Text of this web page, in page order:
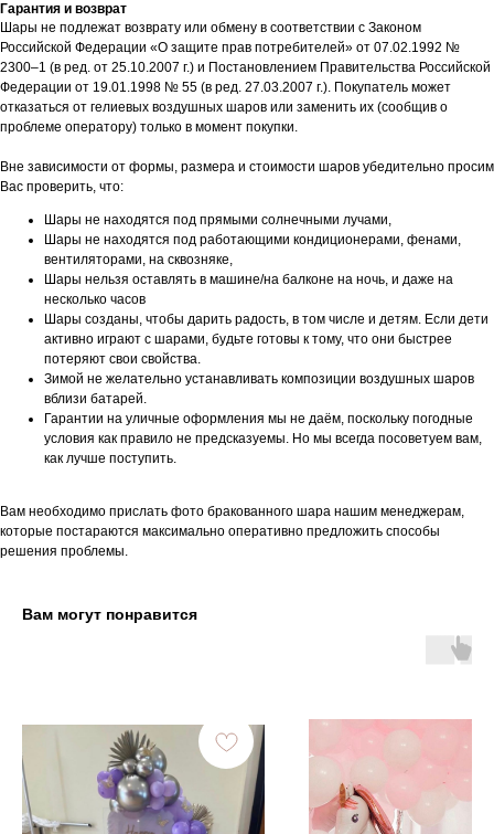
Гарантия и возврат
Шары не подлежат возврату или обмену в соответствии с Законом
Российской Федерации «О защите прав потребителей» от 07.02.1992 №
2300–1 (в ред. от 25.10.2007 г.) и Постановлением Правительства Российской
Федерации от 19.01.1998 № 55 (в ред. 27.03.2007 г.). Покупатель может
отказаться от гелиевых воздушных шаров или заменить их (сообщив о
проблеме оператору) только в момент покупки.
Вне зависимости от формы, размера и стоимости шаров убедительно просим
Вас проверить, что:
Шары не находятся под прямыми солнечными лучами,
Шары не находятся под работающими кондиционерами, фенами,
вентиляторами, на сквозняке,
Шары нельзя оставлять в машине/на балконе на ночь, и даже на
несколько часов
Шары созданы, чтобы дарить радость, в том числе и детям. Если дети
активно играют с шарами, будьте готовы к тому, что они быстрее
потеряют свои свойства.
Зимой не желательно устанавливать композиции воздушных шаров
вблизи батарей.
Гарантии на уличные оформления мы не даём, поскольку погодные
условия как правило не предсказуемы. Но мы всегда посоветуем вам,
как лучше поступить.
Вам необходимо прислать фото бракованного шара нашим менеджерам,
которые постараются максимально оперативно предложить способы
решения проблемы.
Вам могут понравится